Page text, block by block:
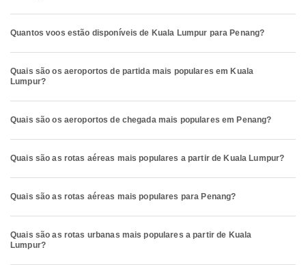
Quantos voos estão disponíveis de Kuala Lumpur para Penang?
Quais são os aeroportos de partida mais populares em Kuala
Lumpur?
Quais são os aeroportos de chegada mais populares em Penang?
Quais são as rotas aéreas mais populares a partir de Kuala Lumpur?
Quais são as rotas aéreas mais populares para Penang?
Quais são as rotas urbanas mais populares a partir de Kuala
Lumpur?